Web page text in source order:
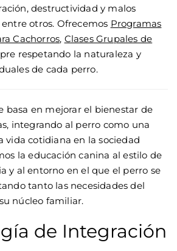
destructividad y malos
otros. Ofrecemos Programas
Cachorros, Clases Grupales de
respetando la naturaleza y
de cada perro.
basa en mejorar el bienestar de
integrando al perro como una
vida cotidiana en la sociedad
la educación canina al estilo de
y al entorno en el que el perro se
tanto las necesidades del
núcleo familiar.
de Integración